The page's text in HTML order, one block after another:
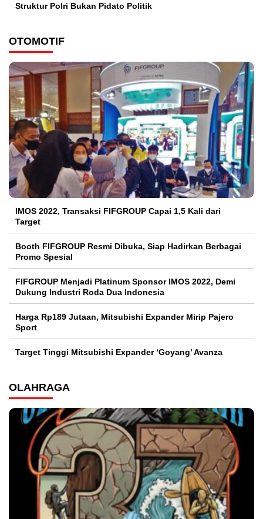
Struktur Polri Bukan Pidato Politik
OTOMOTIF
IMOS 2022, Transaksi FIFGROUP Capai 1,5 Kali dari
Target
Booth FIFGROUP Resmi Dibuka, Siap Hadirkan Berbagai
Promo Spesial
FIFGROUP Menjadi Platinum Sponsor IMOS 2022, Demi
Dukung Industri Roda Dua Indonesia
Harga Rp189 Jutaan, Mitsubishi Expander Mirip Pajero
Sport
Target Tinggi Mitsubishi Expander ‘Goyang’ Avanza
OLAHRAGA